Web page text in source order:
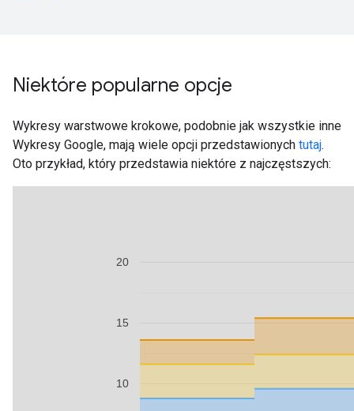
Niektóre popularne opcje
Wykresy warstwowe krokowe, podobnie jak wszystkie inne
Wykresy Google, mają wiele opcji przedstawionych tutaj.
Oto przykład, który przedstawia niektóre z najczęstszych: